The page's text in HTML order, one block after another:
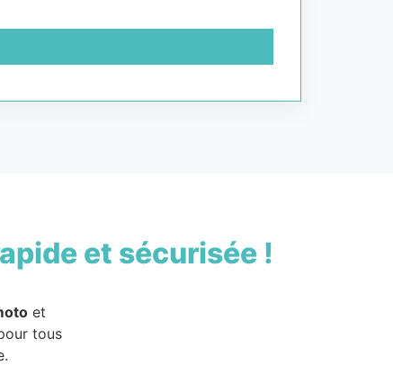
et sécurisée !
et
tous